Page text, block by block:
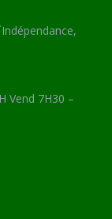
Vend 7H30 –